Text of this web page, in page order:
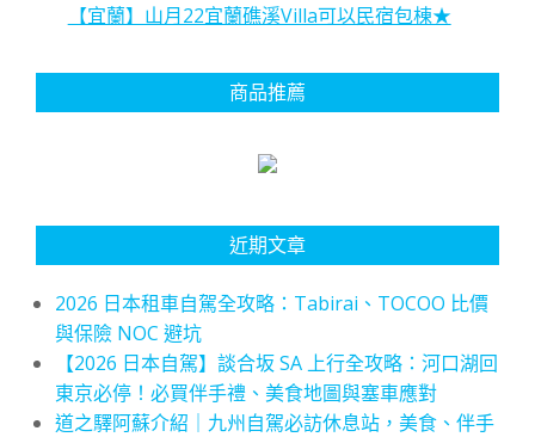
【宜蘭】山月22宜蘭礁溪Villa可以民宿包棟★
商品推薦
近期文章
2026 日本租車自駕全攻略：Tabirai、TOCOO 比價
與保險 NOC 避坑
【2026 日本自駕】談合坂 SA 上行全攻略：河口湖回
東京必停！必買伴手禮、美食地圖與塞車應對
道之驛阿蘇介紹｜九州自駕必訪休息站，美食、伴手